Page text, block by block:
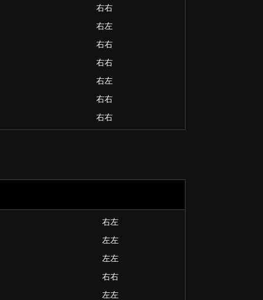
右右
右左
右右
右右
右左
右右
右右
右左
左左
左左
右右
左左